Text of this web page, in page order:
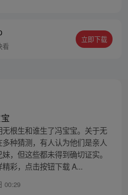
生活被彻底颠覆，与冯宝宝一
之旅。
看
立即下载
根生和谁生了冯宝宝。关于无
种猜测，有人认为他们是亲人
，但这些都未得到确切证实。
彩，点击按钮下载 A...
00:29